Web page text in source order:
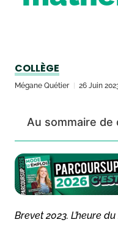
COLLÈGE
Mégane Quétier 26 Juin
Au sommaire
Brevet 2023. L’heure